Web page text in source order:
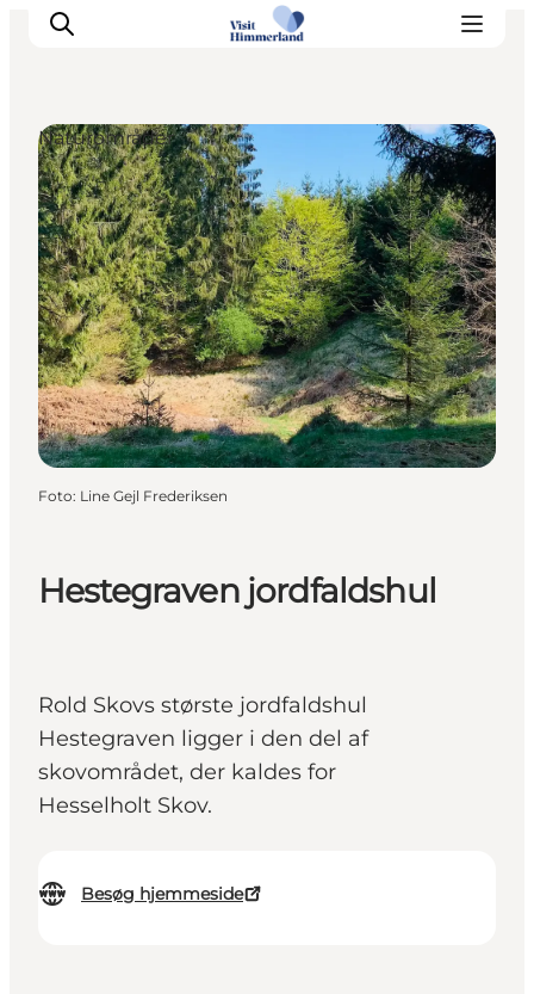
Oplev Himmerland
Udforsk naturen
Himmerlandsbyer
DET SKER
Planlæg din ferie
Book Oplevelser
Praktisk info
Hestegraven jordfaldshul
Rold Skovs største jordfaldshul
Hestegraven ligger i den del af
skovområdet, der kaldes for
Hesselholt Skov.
Besøg hjemmeside
Naturområder
Foto: Line Gejl Frederiksen